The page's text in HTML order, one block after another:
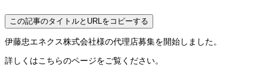
この記事のタイトルとURLをコピーする
伊藤忠エネクス株式会社様の代理店募集を開始しました。
詳しくはこちらのページをご覧ください。